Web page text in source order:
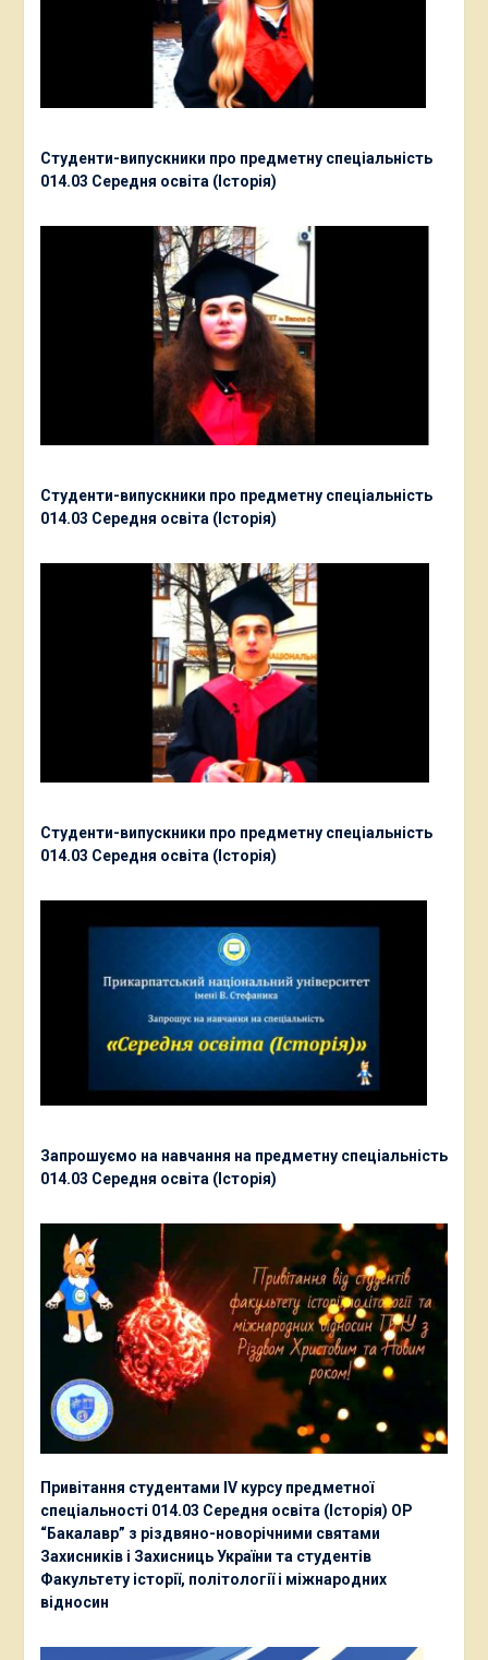
Студенти-випускники про предметну спеціальність
014.03 Середня освіта (Історія)
Студенти-випускники про предметну спеціальність
014.03 Середня освіта (Історія)
Студенти-випускники про предметну спеціальність
014.03 Середня освіта (Історія)
Запрошуємо на навчання на предметну спеціальність
014.03 Середня освіта (Історія)
Привітання студентами ІV курсу предметної
спеціальності 014.03 Середня освіта (Історія) ОР
“Бакалавр” з різдвяно-новорічними святами
Захисників і Захисниць України та студентів
Факультету історії, політології і міжнародних
відносин